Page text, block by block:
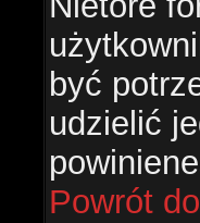
być
udzielić
Powrót